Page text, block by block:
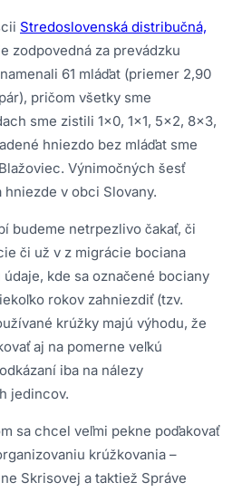
Stredoslovenská distribučná,
zodpovedná za prevádzku
61 mláďat (priemer 2,90
pričom všetky sme
sme zistili 1×0, 1×1, 5×2, 8×3,
hniezdo bez mláďat sme
Výnimočných šesť
hniezde v obci Slovany.
budeme netrpezlivo čakať, či
či už v z migrácie bociana
kde sa označené bociany
rokov zahniezdiť (tzv.
krúžky majú výhodu, že
aj na pomerne veľkú
iba na nálezy
jedincov.
sa chcel veľmi pekne poďakovať
krúžkovania –
Skrisovej a taktiež Správe